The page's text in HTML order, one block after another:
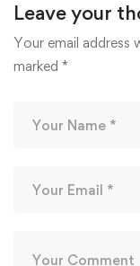
Leave your
Your email address
marked *